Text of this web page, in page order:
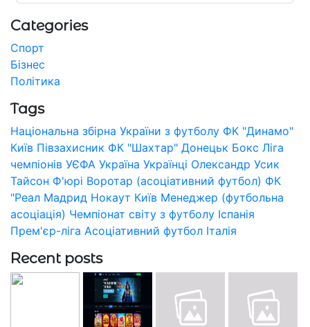
Categories
Спорт
Бізнес
Політика
Tags
Національна збірна України з футболу ФК "Динамо"
Київ Півзахисник ФК "Шахтар" Донецьк Бокс Ліга
чемпіонів УЄФА Україна Українці Олександр Усик
Тайсон Ф'юрі Воротар (асоціативний футбол) ФК
"Реал Мадрид Нокаут Київ Менеджер (футбольна
асоціація) Чемпіонат світу з футболу Іспанія
Прем'єр-ліга Асоціативний футбол Італія
Recent posts